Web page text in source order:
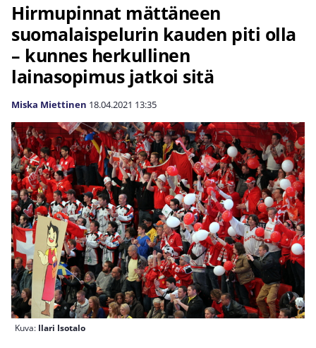
Hirmupinnat mättäneen
suomalaispelurin kauden piti olla
– kunnes herkullinen
lainasopimus jatkoi sitä
Miska Miettinen 18.04.2021 13:35
Kuva: Ilari Isotalo